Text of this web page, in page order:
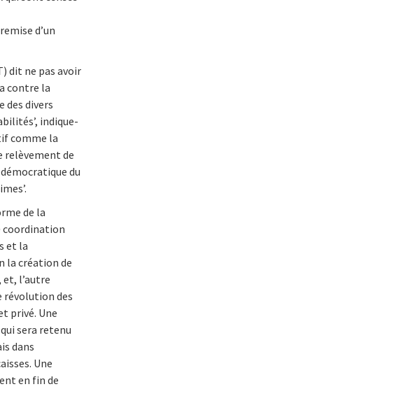
d’un
dit ne pas avoir
contre la
des divers
indique-
comme la
relèvement de
démocratique du
de la
coordination
et la
la création de
et, l’autre
révolution des
privé. Une
sera retenu
dans
Une
en fin de